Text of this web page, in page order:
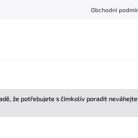
Obchodní
že potřebujete s čímkoliv poradit